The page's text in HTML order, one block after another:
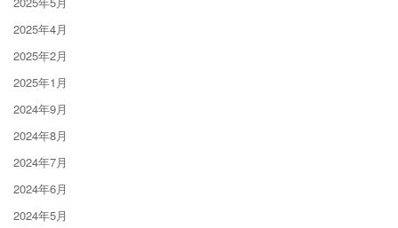
2025年4月
2025年2月
2025年1月
2024年9月
2024年8月
2024年7月
2024年6月
2024年5月